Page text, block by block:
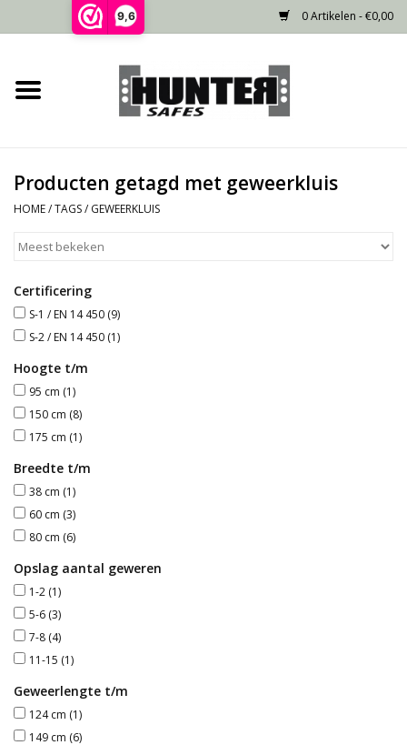
9,6 0 Artikelen - €0,00
Home
Gecertificeerd
Niet gecertificeerd
Kluisdeur
Recente projecten
Opties
Blog
Producten getagd met geweerkluis
HOME/TAGS/ GEWEERKLUIS
Certificering
S-1 / EN 14 450 (9)
S-2 / EN 14 450 (1)
Hoogte t/m
95 cm (1)
150 cm (8)
175 cm (1)
Breedte t/m
38 cm (1)
60 cm (3)
80 cm (6)
Opslag aantal geweren
1-2 (1)
5-6 (3)
7-8 (4)
11-15 (1)
Geweerlengte t/m
124 cm (1)
149 cm (6)